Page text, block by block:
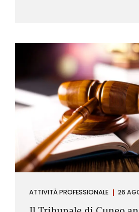
ATTIVITÀ PROFESSIONALE 26